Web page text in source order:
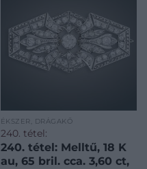
ÉKSZER, DRÁGAKŐ
240. tétel:
240. tétel: Melltű, 18 K
au, 65 bril. cca. 3,60 ct,